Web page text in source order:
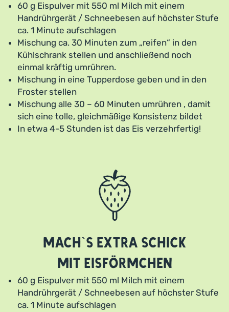
60 g Eispulver mit 550 ml Milch mit einem
Handrührgerät / Schneebesen auf höchster Stufe
ca. 1 Minute aufschlagen
Mischung ca. 30 Minuten zum „reifen“ in den
Kühlschrank stellen und anschließend noch
einmal kräftig umrühren.
Mischung in eine Tupperdose geben und in den
Froster stellen
Mischung alle 30 – 60 Minuten umrühren , damit
sich eine tolle, gleichmäßige Konsistenz bildet
In etwa 4-5 Stunden ist das Eis verzehrfertig!
Mach`s extra schick
mit Eisförmchen
60 g Eispulver mit 550 ml Milch mit einem
Handrührgerät / Schneebesen auf höchster Stufe
ca. 1 Minute aufschlagen